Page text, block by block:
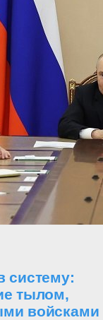
систему:
тылом,
войсками